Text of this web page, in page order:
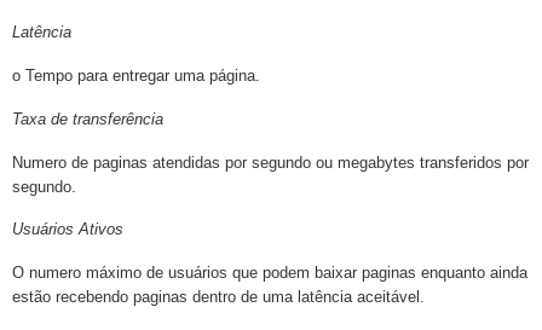
Latência
o Tempo para entregar uma página.
Taxa de transferência
Numero de paginas atendidas por segundo ou megabytes transferidos por
segundo.
Usuários Ativos
O numero máximo de usuários que podem baixar paginas enquanto ainda
estão recebendo paginas dentro de uma latência aceitável.